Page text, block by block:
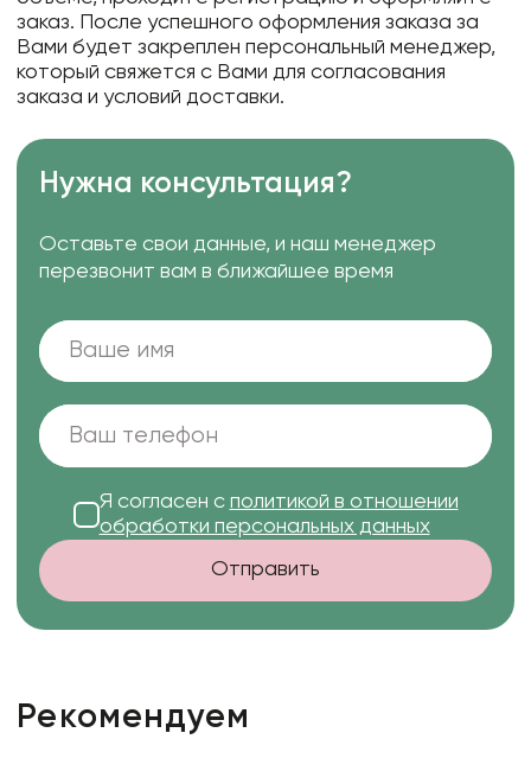
заказ. После успешного оформления заказа за
Вами будет закреплен персональный менеджер,
который свяжется с Вами для согласования
заказа и условий доставки.
Нужна консультация?
Оставьте свои данные, и наш менеджер
перезвонит вам в ближайшее время
Я согласен с политикой в отношении
обработки персональных данных
Отправить
Рекомендуем